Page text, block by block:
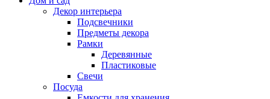
Декор интерьера
Подсвечники
Предметы декора
Рамки
Деревянные
Пластиковые
Свечи
Посуда